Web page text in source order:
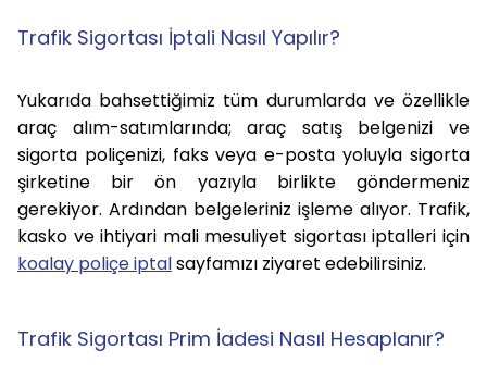
Trafik Sigortası İptali Nasıl Yapılır?
Yukarıda bahsettiğimiz tüm durumlarda ve özellikle
araç alım-satımlarında; araç satış belgenizi ve
sigorta poliçenizi, faks veya e-posta yoluyla sigorta
şirketine bir ön yazıyla birlikte göndermeniz
gerekiyor. Ardından belgeleriniz işleme alıyor. Trafik,
kasko ve ihtiyari mali mesuliyet sigortası iptalleri için
koalay poliçe iptalsayfamızı ziyaret edebilirsiniz.
Trafik Sigortası Prim İadesi Nasıl Hesaplanır?